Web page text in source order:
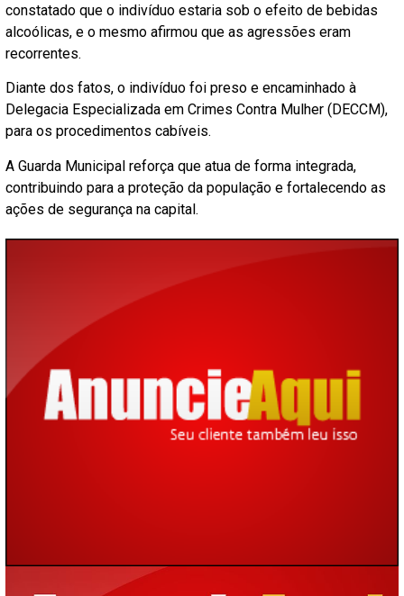
constatado que o indivíduo estaria sob o efeito de bebidas
alcoólicas, e o mesmo afirmou que as agressões eram
recorrentes.
Diante dos fatos, o indivíduo foi preso e encaminhado à
Delegacia Especializada em Crimes Contra Mulher (DECCM),
para os procedimentos cabíveis.
A Guarda Municipal reforça que atua de forma integrada,
contribuindo para a proteção da população e fortalecendo as
ações de segurança na capital.